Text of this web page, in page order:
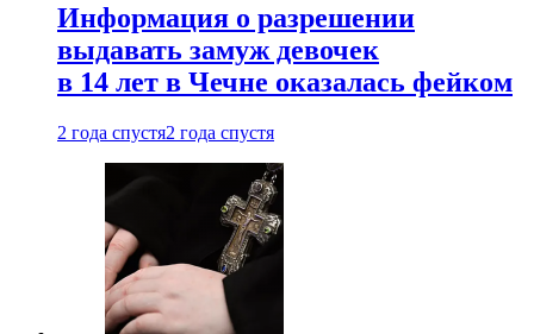
Информация о разрешении
выдавать замуж девочек
в 14 лет в Чечне оказалась фейком
2 года спустя2 года спустя